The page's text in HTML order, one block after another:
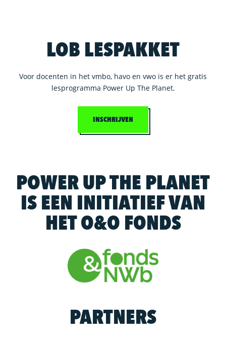
LOB LESPAKKET
Voor docenten in het vmbo, havo en vwo is er het gratis
lesprogramma Power Up The Planet.
INSCHRIJVEN
POWER UP THE PLANET
IS EEN INITIATIEF VAN
HET O&O FONDS
PARTNERS